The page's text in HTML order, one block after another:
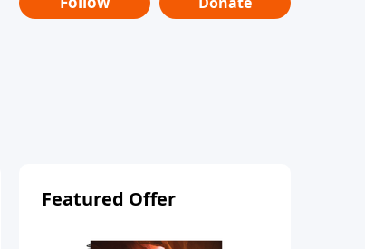
Featured Offer